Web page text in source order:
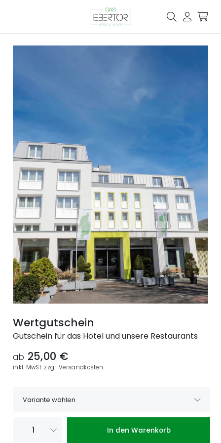
Schenk
Wertgutschein
Gutschein für das Hotel und unsere Restaurants
ab 25,00 €
inkl. MwSt. zzgl. Versandkosten
Variante wählen
In den Warenkorb